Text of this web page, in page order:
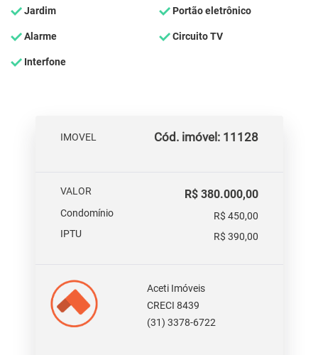
Jardim Portão eletrônico
Alarme Circuito TV
Interfone
IMOVEL Cód. imóvel: 11128
VALOR R$ 380.000,00
Condomínio
R$ 450,00
IPTU
R$ 390,00
Aceti Imóveis
CRECI 8439
(31) 3378-6722